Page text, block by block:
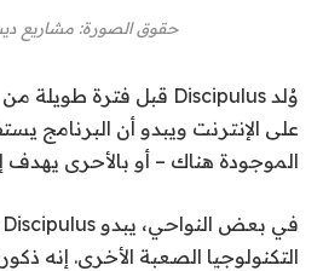
حقوق الصورة: مشاريع
على الإنترنت ويبدو أن البرنامج
الموجودة هناك – أو بالأحرى يهدف
التكنولوجيا الصعبة الأخرى. إنه